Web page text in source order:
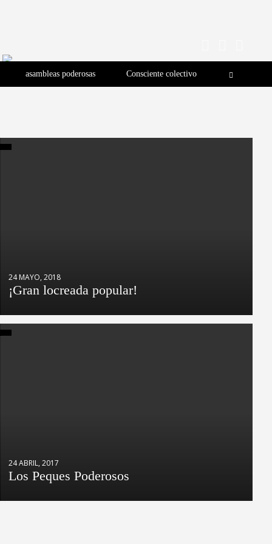
asambleas poderosas Consciente colectivo
24 MAYO, 2018
¡Gran locreada popular!
24 ABRIL, 2017
Los Peques Poderosos